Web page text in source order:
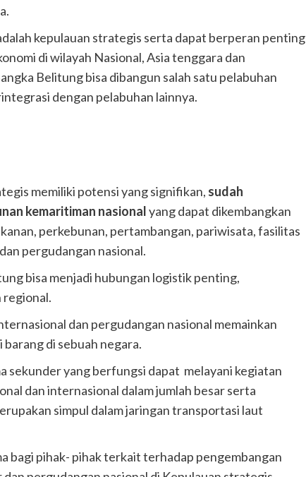
kepulauan strategis serta dapat berperan penting
di wilayah Nasional, Asia tenggara dan
Belitung bisa dibangun salah satu pelabuhan
dengan pelabuhan lainnya.
memiliki potensi yang signifikan, sudah
kemaritiman nasionalyang dapat dikembangkan
perkebunan, pertambangan, pariwisata, fasilitas
pergudangan nasional.
bisa menjadi hubungan logistik penting,
regional.
dan pergudangan nasional memainkan
di sebuah negara.
sekunder yang berfungsi dapat melayani kegiatan
dan internasional dalam jumlah besar serta
simpul dalam jaringan transportasi laut
bagi pihak- pihak terkait terhadap pengembangan